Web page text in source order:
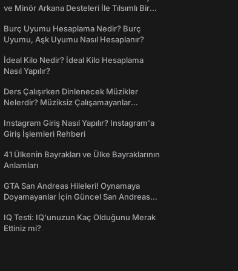
ve Minör Arkana Desteleri İle Tılsımlı Bir
Burç Uyumu Hesaplama Nedir? Burç
Uyumu, Aşk Uyumu Nasıl Hesaplanır?
İdeal Kilo Nedir? İdeal Kilo Hesaplama
Nasıl Yapılır?
Ders Çalışırken Dinlenecek Müzikler
Nelerdir? Müziksiz Çalışamayanlar
Instagram Giriş Nasıl Yapılır? Instagram'a
Giriş İşlemleri Rehberi
41 Ülkenin Bayrakları ve Ülke Bayraklarının
Anlamları
GTA San Andreas Hileleri! Oynamaya
Doyamayanlar İçin Güncel San Andreas
IQ Testi: IQ'unuzun Kaç Olduğunu Merak
Ettiniz mi?